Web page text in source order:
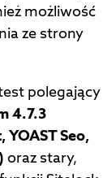
możliwość
ze strony
polegający
4.7.3
Seo,
oraz stary,